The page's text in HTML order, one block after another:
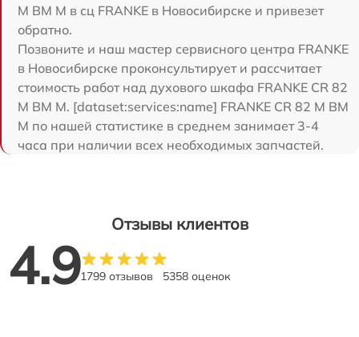
M BM M в сц FRANKE в Новосибирске и привезет
обратно.
Позвоните и наш мастер сервисного центра FRANKE
в Новосибирске проконсультирует и рассчитает
стоимость работ над духового шкафа FRANKE CR 82
M BM M. [dataset:services:name] FRANKE CR 82 M BM
M по нашей статистике в среднем занимает 3-4
часа при наличии всех необходимых запчастей.
Отзывы клиентов
4.91799 отзывов 5358 оценок